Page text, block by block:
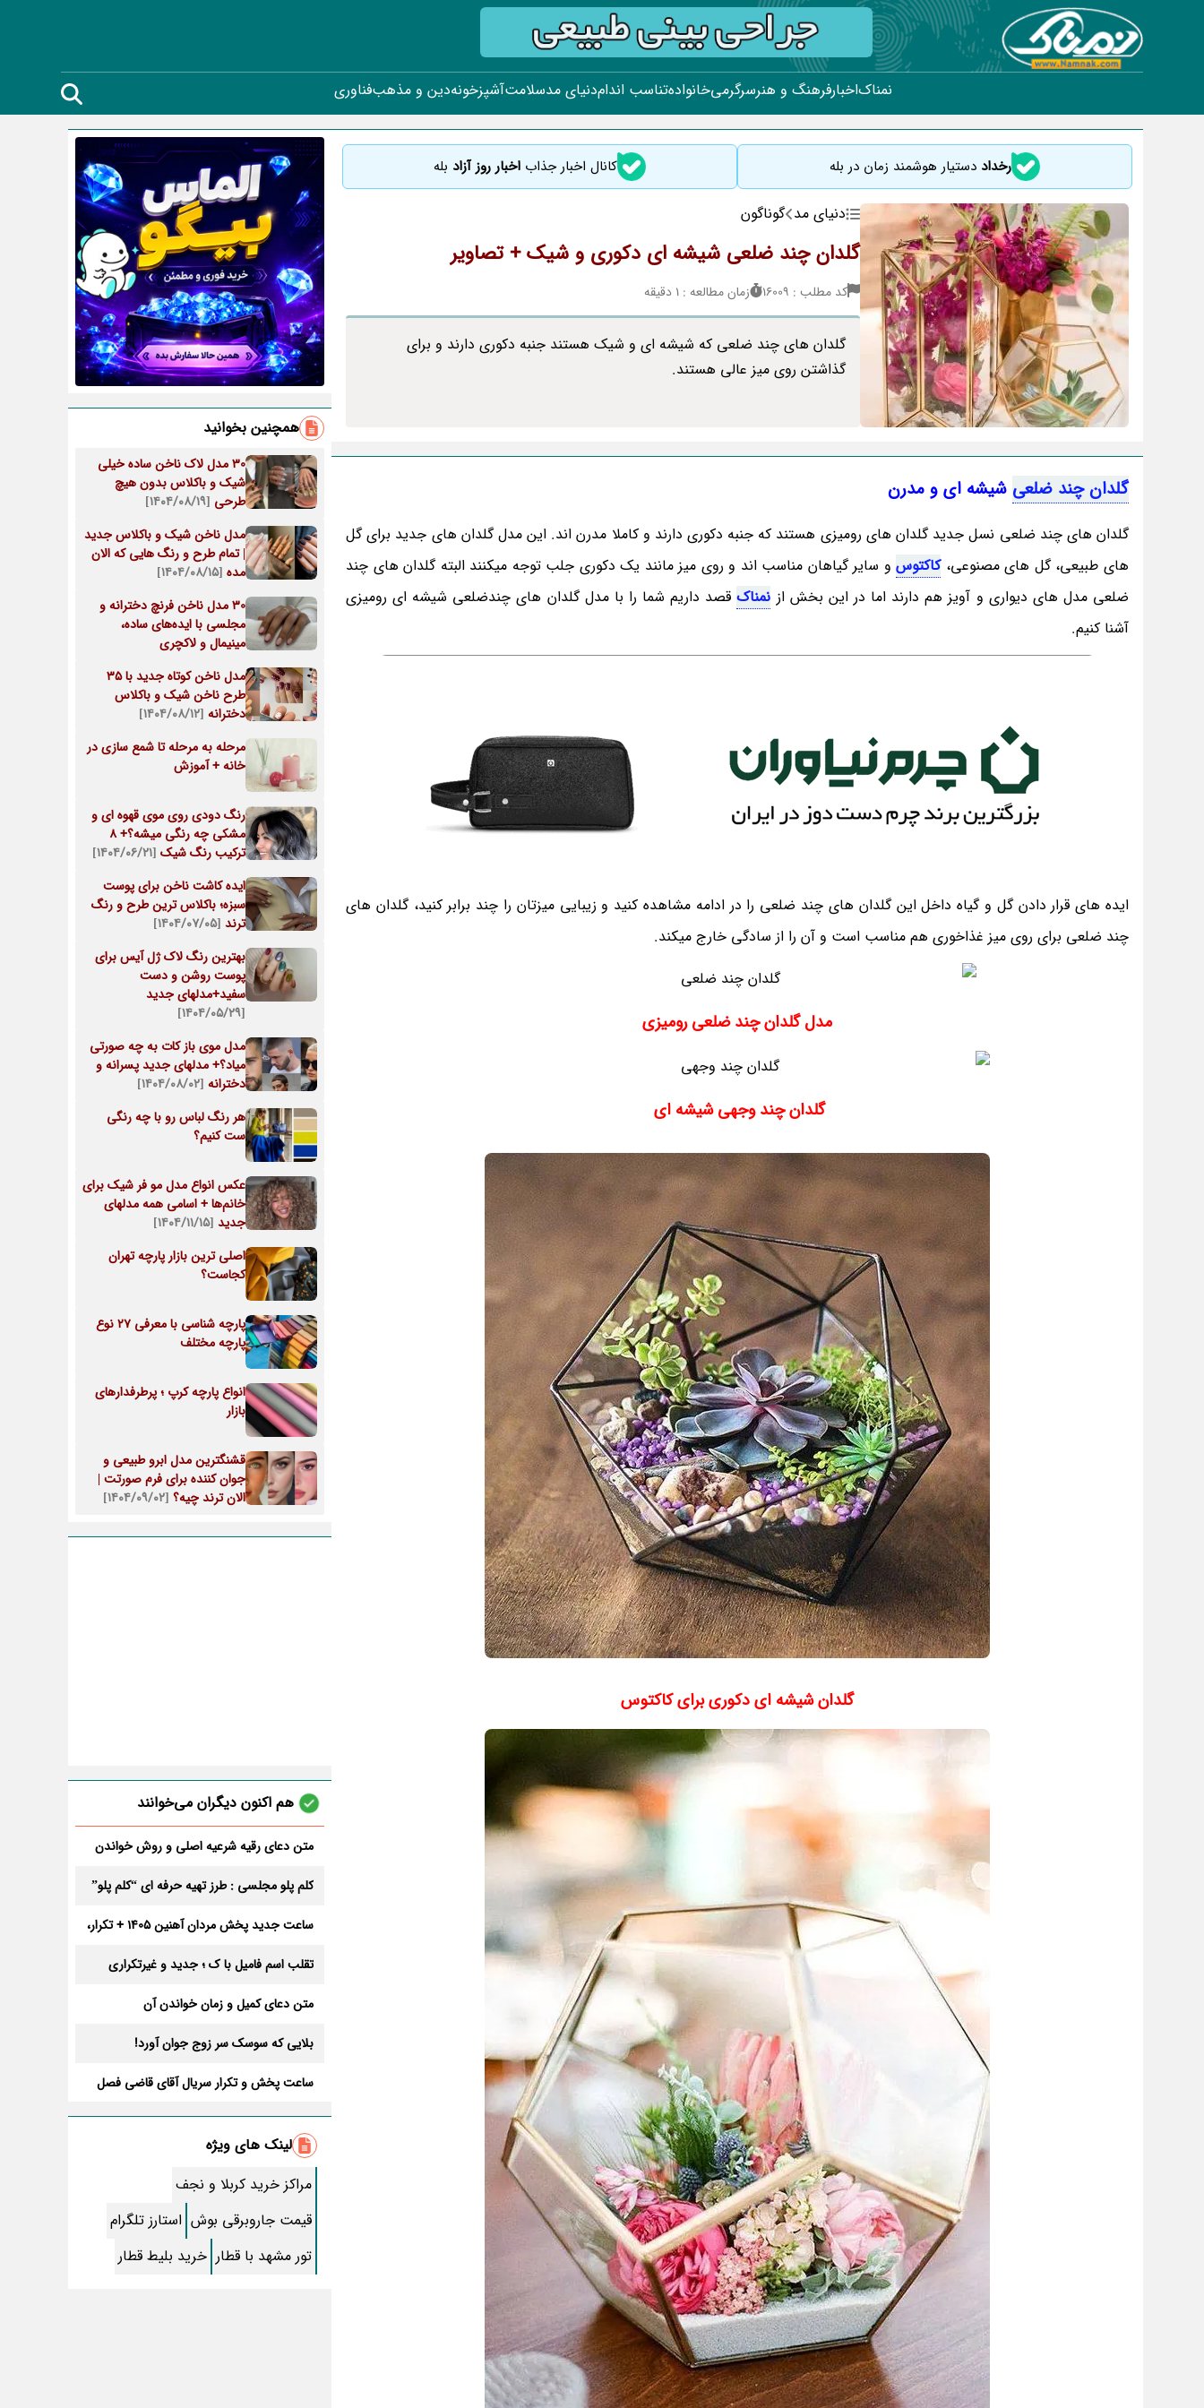
نمناکاخبارفرهنگ و هنرسرگرمیخانوادهتناسب اندامدنیای مدسلامتآشپزخونهدین و مذهبفناوری
رخداد دستیار هوشمند زمان در بله کانال اخبار جذاب اخبار روز آزاد بله
دنیای مد گوناگون
گلدان چند ضلعی شیشه ای دکوری و شیک + تصاویر
کد مطلب : 16009 زمان مطالعه : 1 دقیقه
گلدان های چند ضلعی که شیشه ای و شیک هستند جنبه دکوری دارند و برای
گذاشتن روی میز عالی هستند.
گلدان چند ضلعی شیشه ای و مدرن
گلدان های چند ضلعی نسل جدید گلدان های رومیزی هستند که جنبه دکوری دارند و کاملا مدرن اند. این مدل گلدان های جدید برای گل
های طبیعی، گل های مصنوعی،کاکتوسو سایر گیاهان مناسب اند و روی میز مانند یک دکوری جلب توجه میکنند البته گلدان های چند
ضلعی مدل های دیواری و آویز هم دارند اما در این بخش از نمناکقصد داریم شما را با مدل گلدان های چندضلعی شیشه ای رومیزی
آشنا کنیم.
ایده های قرار دادن گل و گیاه داخل این گلدان های چند ضلعی را در ادامه مشاهده کنید و زیبایی میزتان را چند برابر کنید، گلدان های
چند ضلعی برای روی میز غذاخوری هم مناسب است و آن را از سادگی خارج میکند.
مدل گلدان چند ضلعی رومیزی
گلدان چند وجهی شیشه ای
گلدان شیشه ای دکوری برای کاکتوس
همچنین بخوانید
30 مدل‌ لاک ناخن ساده خیلی
شیک و باکلاس بدون هیچ
طرحی [۱۴۰۴/۰۸/۱۹]
مدل ناخن شیک و باکلاس جدید
| تمام طرح و رنگ هایی که الان
مده [۱۴۰۴/۰۸/۱۵]
30 مدل ناخن فرنچ دخترانه و
مجلسی با ایده‌های ساده،
مینیمال و لاکچری
مدل ناخن کوتاه جدید با 35
طرح ناخن شیک و باکلاس
دخترانه [۱۴۰۴/۰۸/۱۲]
مرحله به مرحله تا شمع سازی در
خانه + آموزش
رنگ دودی روی موی قهوه ای و
مشکی چه رنگی میشه؟+ 8
ترکیب رنگ شیک [۱۴۰۴/۰۶/۲۱]
ایده کاشت ناخن برای پوست
سبزه؛ باکلاس ترین طرح و رنگ
ترند [۱۴۰۴/۰۷/۰۵]
بهترین رنگ لاک ژل آیس برای
پوست روشن و دست
سفید+مدلهای جدید
[۱۴۰۴/۰۵/۲۹]
مدل موی باز کات به چه صورتی
میاد؟+ مدلهای جدید پسرانه و
دخترانه [۱۴۰۴/۰۸/۰۲]
هر رنگ لباس رو با چه رنگی
ست کنیم؟
عکس انواع مدل مو فر شیک برای
خانم‌ها + اسامی همه مدلهای
جدید [۱۴۰۴/۱۱/۱۵]
اصلی ترین بازار پارچه تهران
کجاست؟
پارچه شناسی با معرفی 27 نوع
پارچه مختلف
انواع پارچه کرپ ؛ پرطرفدارهای
بازار
قشنگترین مدل ابرو طبیعی و
جوان کننده برای فرم صورتت |
الان ترند چیه؟ [۱۴۰۴/۰۹/۰۲]
هم اکنون دیگران می‌خوانند
متن دعای رقیه شرعیه اصلی و روش خواندن
کلم پلو مجلسی : طرز تهیه حرفه ای “کلم پلو”
ساعت جدید پخش مردان آهنین 1405 + تکرار،
تقلب اسم فامیل با ک ؛ جدید و غیرتکراری
متن دعای کمیل و زمان خواندن آن
بلایی که سوسک سر زوج جوان آورد!
ساعت پخش و تکرار سریال آقای قاضی فصل
طرز تهیه سالاد ماکارونی خانگی خوشمزه و
لذیذ + آموزش تصویری
طرز تهیه پاستا با سس آلفردو و مرغ فوری +
آموزش تصویری پنه
جواب کامل اسم فامیل با “س”
ماه قرمز نشانه آخر دنیا در آسمان ظاهر شد !
جملات زیبا برای بهترین پدر دنیا
لینک های ویژه
مراکز خرید کربلا و نجف
قیمت جاروبرقی بوش استارز تلگرام
تور مشهد با قطار خرید بلیط قطار